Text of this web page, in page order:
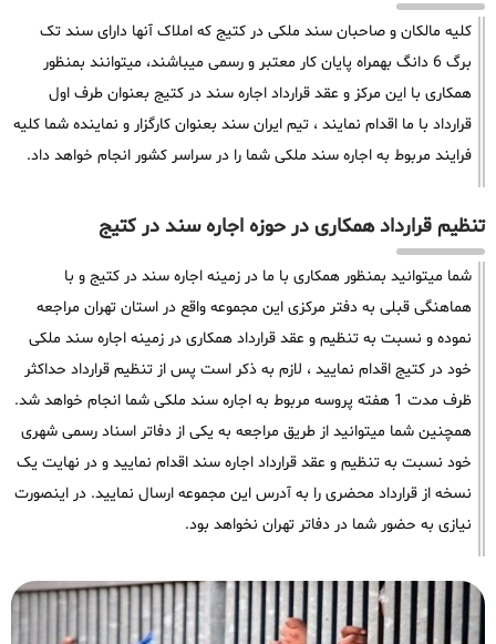
کلیه مالکان و صاحبان سند ملکی در کتیج که املاک آنها دارای سند تک
برگ 6 دانگ بهمراه پایان کار معتبر و رسمی میباشند، میتوانند بمنظور
همکاری با این مرکز و عقد قرارداد اجاره سند در کتیج بعنوان طرف اول
قرارداد با ما اقدام نمایند ، تیم ایران سند بعنوان کارگزار و نماینده شما کلیه
فرایند مربوط به اجاره سند ملکی شما را در سراسر کشور انجام خواهد داد.
تنظیم قرارداد همکاری در حوزه اجاره سند در کتیج
شما میتوانید بمنظور همکاری با ما در زمینه اجاره سند در کتیج و با
هماهنگی قبلی به دفتر مرکزی این مجموعه واقع در استان تهران مراجعه
نموده و نسبت به تنظیم و عقد قرارداد همکاری در زمینه اجاره سند ملکی
خود در کتیج اقدام نمایید ، لازم به ذکر است پس از تنظیم قرارداد حداکثر
ظرف مدت 1 هفته پروسه مربوط به اجاره سند ملکی شما انجام خواهد شد.
همچنین شما میتوانید از طریق مراجعه به یکی از دفاتر اسناد رسمی شهری
خود نسبت به تنظیم و عقد قرارداد اجاره سند اقدام نمایید و در نهایت یک
نسخه از قرارداد محضری را به آدرس این مجموعه ارسال نمایید. در اینصورت
نیازی به حضور شما در دفاتر تهران نخواهد بود.